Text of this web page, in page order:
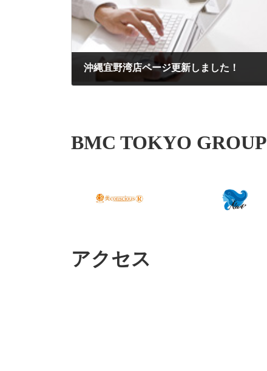
沖縄宜野湾店ページ更新しました！
2017年2月9日
BMC TOKYO GROUP
アクセス